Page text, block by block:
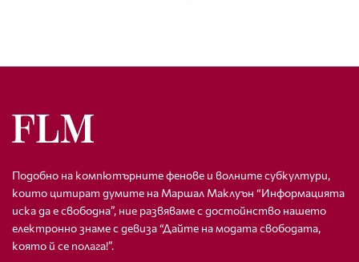
Подобно на компютърните фенове и волните субкултури,
които цитират думите на Маршал Маклуън “Информацията
иска да е свободна”, ние развяваме с достойнство нашето
електронно знаме с девиза “Дайте на модата свободата,
която й се полага!”.